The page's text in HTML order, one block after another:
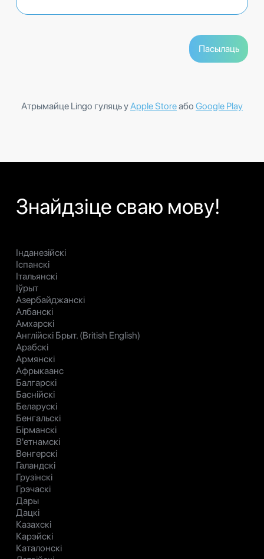
Атрымайце Lingo гуляць уApple Storeабо Google Play
Знайдзіце сваю мову!
Інданезійскі
Іспанскі
Італьянскі
Іўрыт
Азербайджанскі
Албанскі
Амхарскі
Англійскі Брыт. (British English)
Арабскі
Армянскі
Афрыкаанс
Балгарскі
Баснійскі
Беларускі
Бенгальскі
Бірманскі
В'етнамскі
Венгерскі
Галандскі
Грузінскі
Грэчаскі
Дары
Дацкі
Казахскі
Карэйскі
Каталонскі